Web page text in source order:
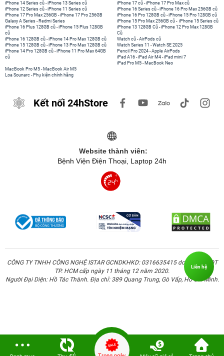
iPhone 14 Series cũ -iPhone 13 Series cũ
iPhone 12 Series cũ -iPhone 11 Series cũ
iPhone 17 Pro Max 256GB -iPhone 17 Pro 256GB
Galaxy A Series - Redmi Series
iPhone 17 cũ -iPhone 17 Pro Max cũ
iPhone 16 Series cũ - iPhone 16 Pro Max 256GB cũ
iPhone 16 Pro 128GB cũ -iPhone 15 Pro 128GB cũ
iPhone 15 Pro Max 256GB cũ - iPhone 15 Series cũ
iPhone 16 Plus 128GB cũ -iPhone 15 Plus 128GB
cũ
iPhone 16 128GB cũ -iPhone 14 Pro Max 128GB cũ
iPhone 15 128GB cũ -iPhone 13 Pro Max 128GB cũ
iPhone 14 Pro 128GB cũ -iPhone 11 Pro Max 64GB
cũ
iPhone 13 128GB Cũ -iPhone 12 Pro Max 128GB
Cũ
Watch cũ -AirPods cũ
Watch Series 11 -Watch SE 2025
Pencil Pro 2024 -Apple AirPods
iPad A16 -iPad Air M4 -iPad mini 7
iPad Pro M5 - MacBook Neo
MacBook Pro M5 - MacBook Air M5
Loa Sounarc - Phụ kiện chính hãng
Kết nối 24hStore
Website thành viên:
Bệnh Viện Điện Thoại, Laptop 24h
CÔNG TY TNHH CÔNG NGHỆ ISTAR GCNDKHKD: 0316635415 do Sở KH & ĐT
TP. HCM cấp ngày 11 tháng 12 năm 2020.
Người Đại Diện: Hồ Tác Thành. Địa chỉ: 389 Quang Trung, Gò Vấp, Hồ Chí Minh.
Liên hệ